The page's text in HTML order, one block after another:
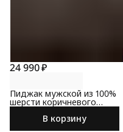
24 990 ₽
Пиджак мужской из 100%
шерсти коричневого
цвета
В корзину